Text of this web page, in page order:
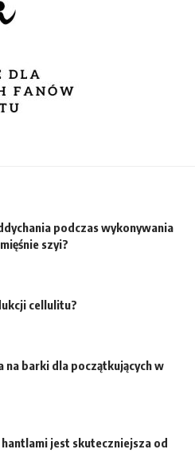
podczas wykonywania
szyi?
cellulitu?
na barki dla początkujących w
jest skuteczniejsza od